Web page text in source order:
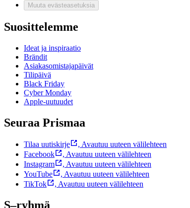
Muuta evästeasetuksia
Suosittelemme
Ideat ja inspiraatio
Brändit
Asiakasomistajapäivät
Tilipäivä
Black Friday
Cyber Monday
Apple-uutuudet
Seuraa Prismaa
Tilaa uutiskirje , Avautuu uuteen välilehteen
Facebook
, Avautuu uuteen välilehteen
Instagram
, Avautuu uuteen välilehteen
YouTube
, Avautuu uuteen välilehteen
TikTok
, Avautuu uuteen välilehteen
S–ryhmä